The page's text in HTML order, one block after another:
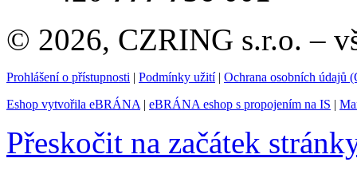
© 2026, CZRING s.r.o. –
Prohlášení o přístupnosti | Podmínky užití| Ochrana osobních údajů
Eshop vytvořila eBRÁNA | eBRÁNA eshop s propojením na IS |
Přeskočit na začátek